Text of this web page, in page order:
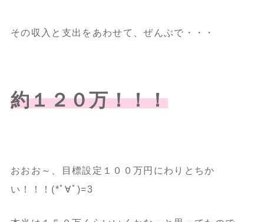
その収入と支出をあわせて、ぜんぶで・・・
約１２０万！！！
おおお～、目標設定１００万円にわりとちか
い！！！(*ﾟ∀ﾟ)=3